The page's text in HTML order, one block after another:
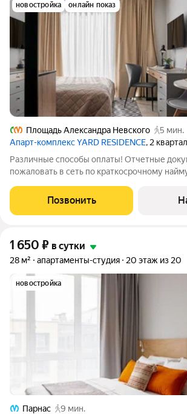
новостройка онлайн показ
Площадь Александра Невского
5 мин.
Апарт-комплекс YARD RESIDENCE, 2
Различные способы оплаты! Отчетные
пожаловать в сеть по краткосрочному
бизнес-класса YARD Residence на
апартаменты - воплощение стиля и
Позвонить
1 650 ₽ в сутки
28 м² апартаменты-студия 20 этаж из 20
новостройка
Парнас
9 мин.